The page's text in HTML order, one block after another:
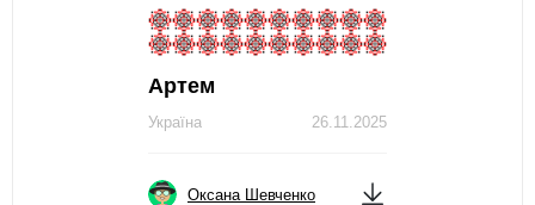
Артем
26.11.2025
Україна
Оксана Шевченко